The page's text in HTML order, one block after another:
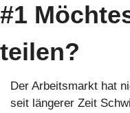
#1
teilen?
Der Arbeitsmarkt hat
seit längerer Zeit